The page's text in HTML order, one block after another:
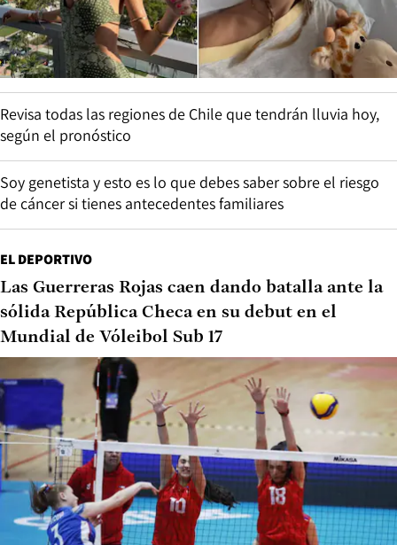
Revisa todas las regiones de Chile que tendrán lluvia hoy,
según el pronóstico
Soy genetista y esto es lo que debes saber sobre el riesgo
de cáncer si tienes antecedentes familiares
EL DEPORTIVO
Las Guerreras Rojas caen dando batalla ante la
sólida República Checa en su debut en el
Mundial de Vóleibol Sub 17